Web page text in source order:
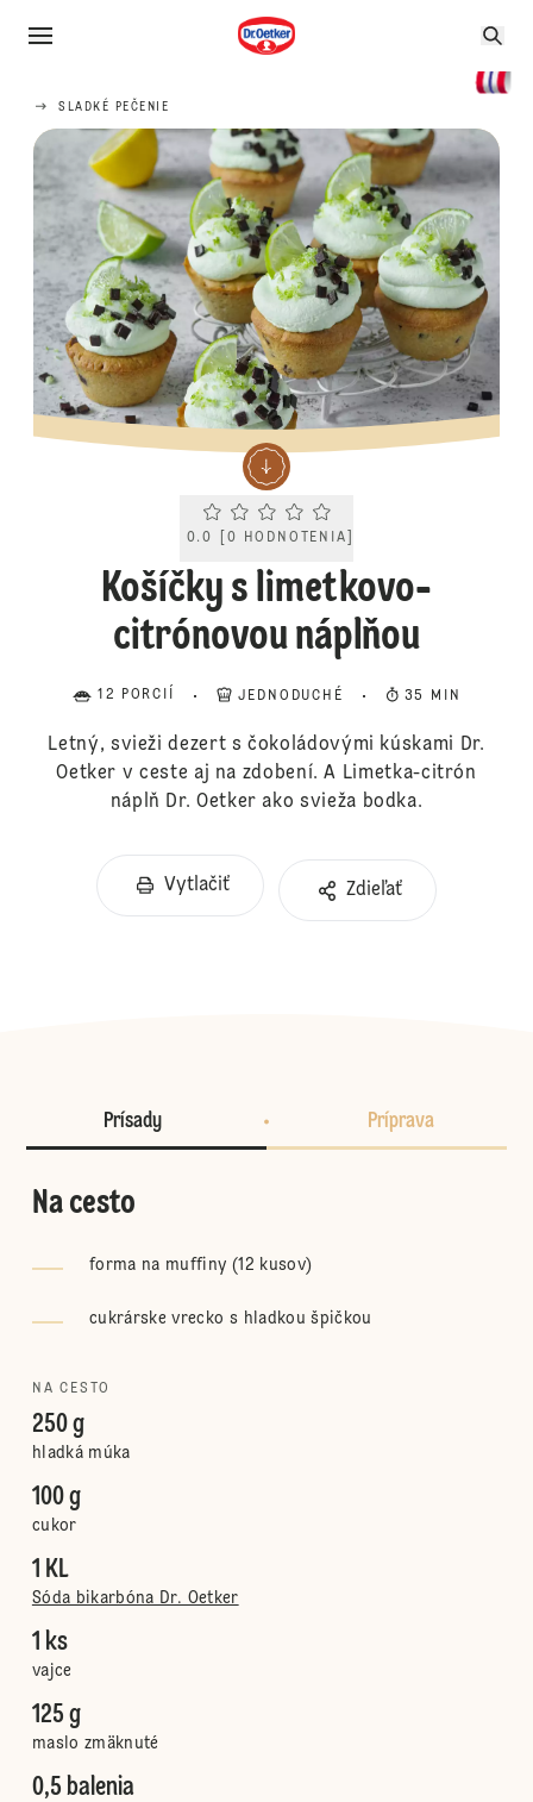
SLADKÉ PEČENIE
Current rating 0.0. Click to rate.
0.0 0 HODNOTENIA
Košíčky s limetkovo-
citrónovou náplňou
12 PORCIÍ JEDNODUCHÉ 35 MIN
Letný, svieži dezert s čokoládovými kúskami Dr.
Oetker v ceste aj na zdobení. A Limetka-citrón
náplň Dr. Oetker ako svieža bodka.
Vytlačiť Zdieľať
Prísady Príprava
Na cesto
forma na muffiny (12 kusov)
cukrárske vrecko s hladkou špičkou
NA CESTO
250 g
hladká múka
100 g
cukor
1 KL
Sóda bikarbóna Dr. Oetker
1 ks
vajce
125 g
maslo zmäknuté
0,5 balenia